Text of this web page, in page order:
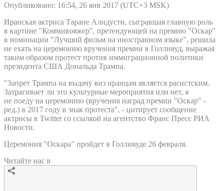
Опубликовано: 16:54, 26 янв 2017 (UTC+3 MSK)
Иранская актриса Таране Алидусти, сыгравшая главную роль
в картине "Коммивояжер", претендующей на премию "Оскар"
в номинации "Лучший фильм на иностранном языке", решила
не ехать на церемонию вручения премии в Голливуд, выражая
таким образом протест против иммиграционной политики
президента США Дональда Трампа.
"Запрет Трампа на выдачу виз иранцам является расистским.
Затрагивает ли это культурные мероприятия или нет, я
не поеду на церемонию (вручения наград премии "Оскар" -
ред.) в 2017 году в знак протеста", - цитирует сообщение
актрисы в Twitter со ссылкой на агентство Франс Пресс РИА
Новости.
Церемония "Оскара" пройдет в Голливуде 26 февраля.
Читайте нас в